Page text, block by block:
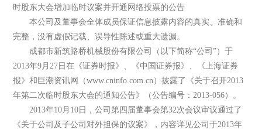
时股东大会增加临时议案并开通网络投票的公告
本公司及董事会全体成员保证信息披露内容的真实、准确和
完整，没有虚假记载、误导性陈述或重大遗漏。
成都市新筑路桥机械股份有限公司（以下简称“公司”）于
2013年9月27日在《证券时报》、《中国证券报》、《上海证券
报》和巨潮资讯网（www.cninfo.com.cn）披露了《关于召开2013
年第二次临时股东大会的通知公告》（公告编号：2013-056）。
2013年10月10日，公司第四届董事会第32次会议审议通过了
《关于公司及子公司对外担保的议案》，内容详见公司于2013年